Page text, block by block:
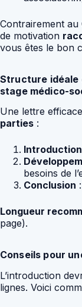
Contrairement au
de motivation
vous êtes le bon
Structure idéale
stage médico-
Une lettre
parties :
Introduction
besoins de
Conclusion
Longueur
page).
Conseils pour
L’introduction
lignes. Voici